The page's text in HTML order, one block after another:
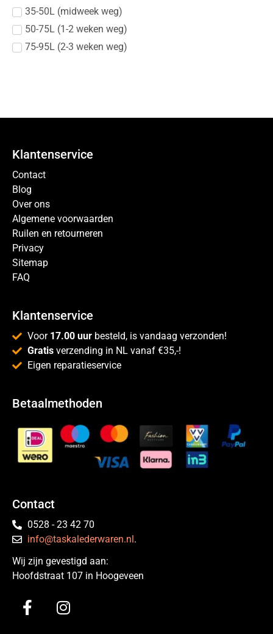
35-50L (midweek weg)
50-75L (1-2 weken weg)
75-95L (2-3 weken weg)
Klantenservice
Contact
Blog
Over ons
Algemene voorwaarden
Ruilen en retourneren
Privacy
Sitemap
FAQ
Klantenservice
Voor 17.00 uur besteld, is vandaag verzonden!
Gratis verzending in NL vanaf €35,-!
Eigen reparatieservice
Betaalmethoden
Contact
0528 - 23 42 70
info@taskalederwaren.nl .
Wij zijn gevestigd aan:
Hoofdstraat 107 in Hoogeveen